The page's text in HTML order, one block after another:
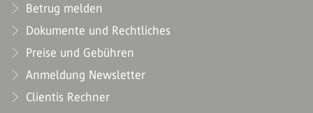
Betrug melden
Dokumente und Rechtliches
Preise und Gebühren
Anmeldung Newsletter
Clientis Rechner